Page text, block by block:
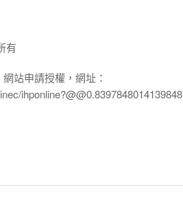
有
站申請授權，網址：
ihponline?@@0.8397848014139848